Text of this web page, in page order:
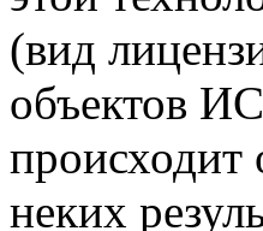
(вид
объектов
происходит
неких